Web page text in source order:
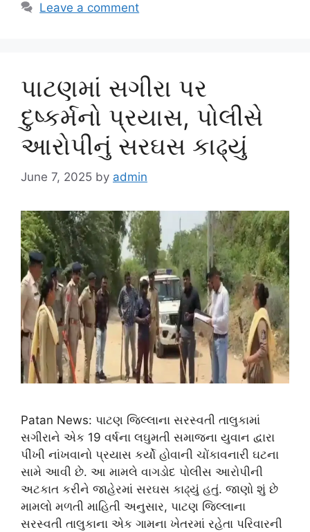
Leave a comment
પાટણમાં સગીરા પર
દુષ્કર્મનો પ્રયાસ, પોલીસે
આરોપીનું સરઘસ કાઢ્યું
June 7, 2025 by admin
Patan News: પાટણ જિલ્લાના સરસ્વતી તાલુકામાં
સગીરાને એક 19 વર્ષના લઘુમતી સમાજના યુવાન દ્વારા
પીંખી નાંખવાનો પ્રયાસ કર્યો હોવાની ચોંકાવનારી ઘટના
સામે આવી છે. આ મામલે વાગડોદ પોલીસ આરોપીની
અટકાત કરીને જાહેરમાં સરઘસ કાઢ્યું હતું. જાણો શું છે
મામલો મળતી માહિતી અનુસાર, પાટણ જિલ્લાના
સરસ્વતી તાલુકાના એક ગામના ખેતરમાં રહેતા પરિવારની